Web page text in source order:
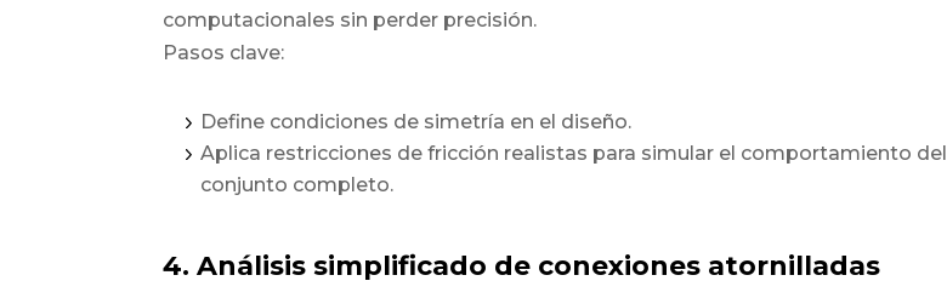
computacionales sin perder precisión.
Pasos clave:
Define condiciones de simetría en el diseño.
Aplica restricciones de fricción realistas para simular el comportamiento del
conjunto completo.
4. Análisis simplificado de conexiones atornilladas